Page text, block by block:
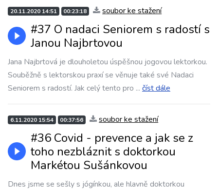
20.11.2020 14:51 00:23:18 soubor ke stažení
#37 O nadaci Seniorem s radostí s
Janou Najbrtovou
Jana Najbrtová je dlouholetou úspěšnou jogovou lektorkou.
Souběžně s lektorskou praxí se věnuje také své Nadaci
Seniorem s radostí. Jak celý tento pro ... číst dále
6.11.2020 15:54 00:37:56 soubor ke stažení
#36 Covid - prevence a jak se z
toho nezbláznit s doktorkou
Markétou Sušánkovou
Dnes jsme se sešly s jógínkou, ale hlavně doktorkou